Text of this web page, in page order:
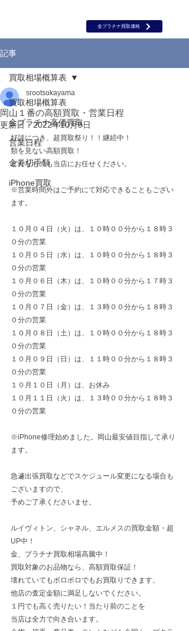
金プラチナ買取価格
記事
買取相場概算表
金プラチナ高価買取
営業日程
金券切手類
iPhone買取
買取相場概算表
岡山１番の高額買取・営業日程
srootsokayama
更新日：2022年10月9日
好評につき、超買取祭り！！継続中！
類を見ない高額買取！
どんなものも当店にお任せください。
※営業時間外はご予約にて対応できることもござい
ます。
１０月０４日（火）は、１０時００分から１８時３
０分の営業
１０月０５日（水）は、１０時００分から１８時３
０分の営業
１０月０６日（木）は、１０時００分から１７時３
０分の営業
１０月０７日（金）は、１３時００分から１８時３
０分の営業
１０月０８日（土）は、１０時００分から１８時３
０分の営業
１０月０９日（日）は、１１時００分から１８時３
０分の営業
１０月１０日（月）は、お休み
１０月１１日（火）は、１３時００分から１８時３
０分の営業
※iPhone修理始めました。岡山最安値目指して承り
ます。
急遽出張買取などでスケジュール変更になる場合も
ございますので、
予めご了承くださいませ。
ルイヴィトン、シャネル、エルメスの買取金額・超
UP中！
金、プラチナ買取相場高騰中！
買取対象のお品物なら、高額買取保証！
壊れていてもボロボロでもお買取りできます。
他店の査定金額に満足しないでください。
１円でも高く売りたい！当たり前のことを
当店は全力で向き合います。